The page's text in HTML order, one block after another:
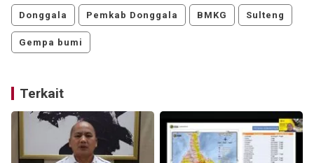
Donggala Pemkab Donggala BMKG Sulteng
Gempa bumi
Terkait